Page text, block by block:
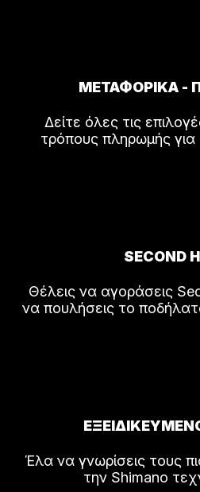
ΜΕΤΑΦΟΡΙΚΑ -
Δείτε όλες τις
τρόπους πληρωμής για
SECOND
Θέλεις να αγοράσεις
να πουλήσεις το
Έλα να γνωρίσεις τους
την Shimano